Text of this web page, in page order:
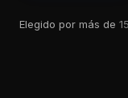
Elegido por más de